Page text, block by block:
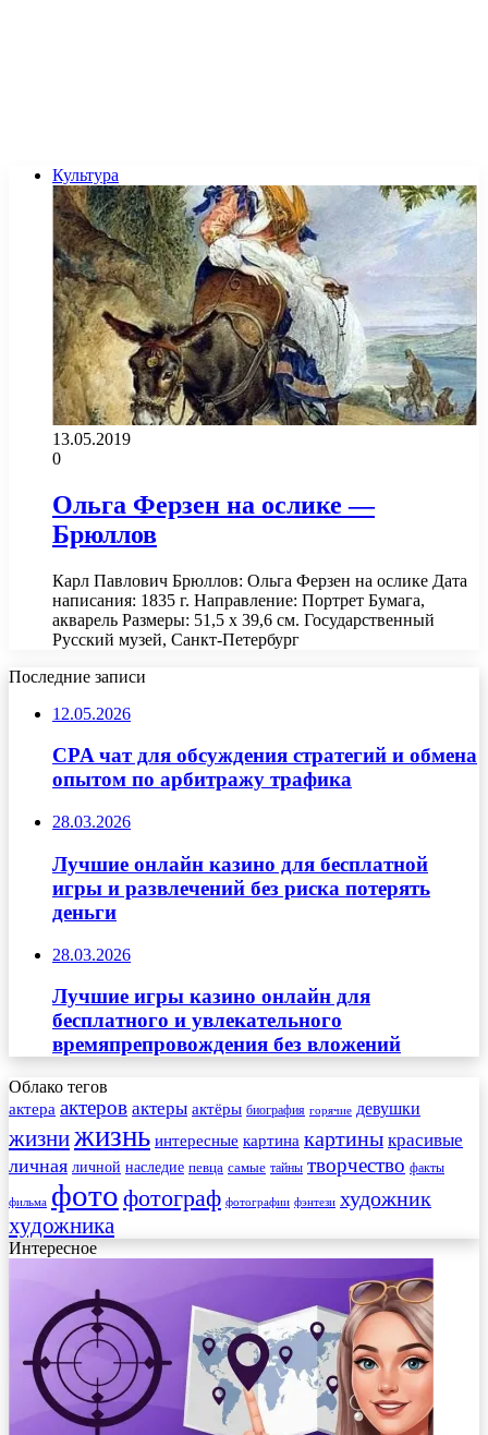
Культура
13.05.2019
0
Ольга Ферзен на ослике —
Брюллов
Карл Павлович Брюллов: Ольга Ферзен на ослике Дата
написания: 1835 г. Направление: Портрет Бумага,
акварель Размеры: 51,5 х 39,6 см. Государственный
Русский музей, Санкт-Петербург
Последние записи
12.05.2026
CPA чат для обсуждения стратегий и обмена
опытом по арбитражу трафика
28.03.2026
Лучшие онлайн казино для бесплатной
игры и развлечений без риска потерять
деньги
28.03.2026
Лучшие игры казино онлайн для
бесплатного и увлекательного
времяпрепровождения без вложений
Облако тегов
актера актеров актеры актёры биография горячие девушки
жизнижизнь интересные картина картины красивые
личная личной наследие певца самые тайны творчество факты
фильма фото фотограф фотографии фэнтези художник
художника
Интересное